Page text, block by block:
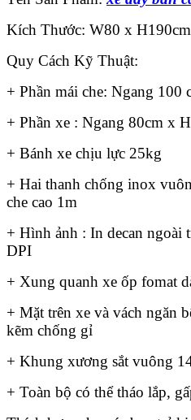
Kích Thước: W80 x H190cm
Quy Cách Kỹ Thuật:
+ Phần mái che: Ngang 100
+ Phần xe : Ngang 80cm x
+ Bánh xe chịu lực 25kg
+ Hai thanh chống inox
che cao 1m
+ Hình ảnh : In decan ngoài
DPI
+ Xung quanh xe ốp fomat
+ Mặt trên xe và vách ngăn
kẽm chống gỉ
+ Khung xương sắt vuông
+ Toàn bộ có thể tháo lắp,